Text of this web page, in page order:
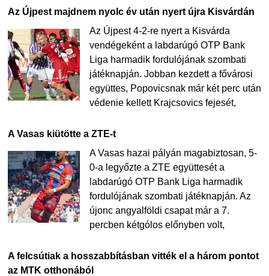
Az Újpest majdnem nyolc év után nyert újra Kisvárdán
Az Újpest 4-2-re nyert a Kisvárda
vendégeként a labdarúgó OTP Bank
Liga harmadik fordulójának szombati
játéknapján. Jobban kezdett a fővárosi
együttes, Popovicsnak már két perc után
védenie kellett Krajcsovics fejesét,
A Vasas kiütötte a ZTE-t
A Vasas hazai pályán magabiztosan, 5-
0-a legyőzte a ZTE együttesét a
labdarúgó OTP Bank Liga harmadik
fordulójának szombati játéknapján. Az
újonc angyalföldi csapat már a 7.
percben kétgólos előnyben volt,
A felcsútiak a hosszabbításban vitték el a három pontot
az MTK otthonából